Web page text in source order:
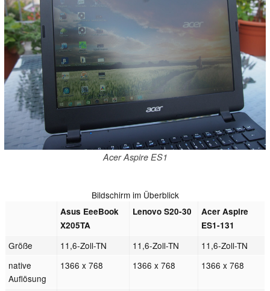
Acer Aspire ES1
Bildschirm im Überblick
Asus EeeBook
X205TA
Lenovo S20-30
Acer Aspire
ES1-131
Größe 11,6-Zoll-TN 11,6-Zoll-TN
11,6-Zoll-TN
native
Auflösung
1366 x 768 1366 x 768 1366 x 768